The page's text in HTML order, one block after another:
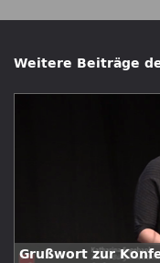
Weitere Beiträge
Grußwort zur